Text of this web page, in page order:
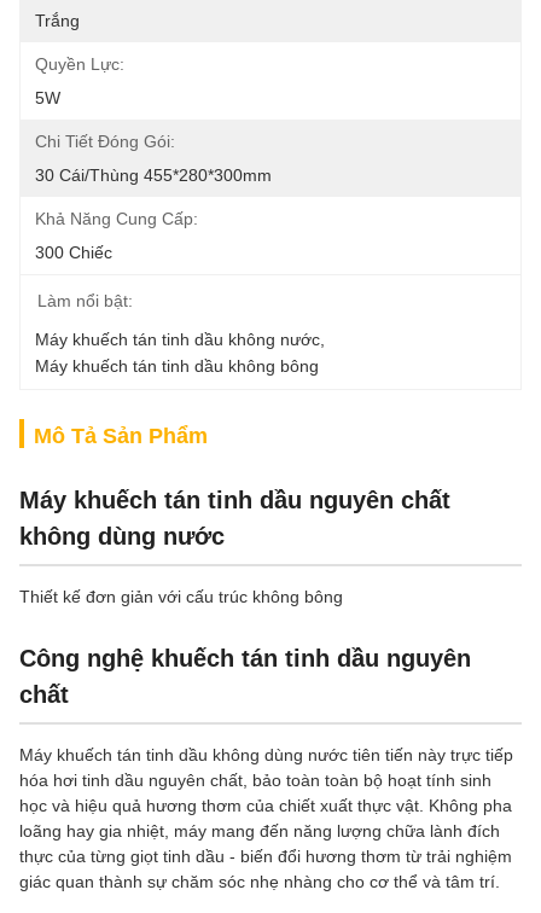
Trắng
Quyền Lực:
5W
Chi Tiết Đóng Gói:
30 Cái/thùng 455*280*300mm
Khả Năng Cung Cấp:
300 Chiếc
Làm nổi bật:
Máy khuếch tán tinh dầu không nước
Máy khuếch tán tinh dầu không bông
Mô Tả Sản Phẩm
Máy khuếch tán tinh dầu nguyên chất
không dùng nước
Thiết kế đơn giản với cấu trúc không bông
Công nghệ khuếch tán tinh dầu nguyên
chất
Máy khuếch tán tinh dầu không dùng nước tiên tiến này trực tiếp
hóa hơi tinh dầu nguyên chất, bảo toàn toàn bộ hoạt tính sinh
học và hiệu quả hương thơm của chiết xuất thực vật. Không pha
loãng hay gia nhiệt, máy mang đến năng lượng chữa lành đích
thực của từng giọt tinh dầu - biến đổi hương thơm từ trải nghiệm
giác quan thành sự chăm sóc nhẹ nhàng cho cơ thể và tâm trí.